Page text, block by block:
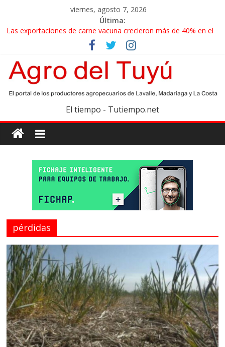
viernes, agosto 7, 2026
Última:
Las exportaciones de carne vacuna crecieron más de 40% en el
La miel, un motor de las economías regionales que enfrenta
nuevos desafíos para exportar
El gobierno bonaerense realizará un censo para actualizar el
mapa de la producción hortiflorícola
Las exportaciones agroindustriales anotaron un récord histórico
en el primer semestre
Maíz: estiman una cosecha récord de 71,5 millones de toneladas
El tiempo - Tutiempo.net
pérdidas